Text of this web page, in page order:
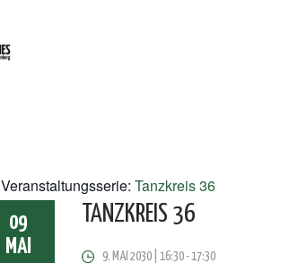
Veranstaltungsserie: Tanzkreis 36
09
MAI
TANZKREIS 36
9. MAI 2030 | 16:30-17:30